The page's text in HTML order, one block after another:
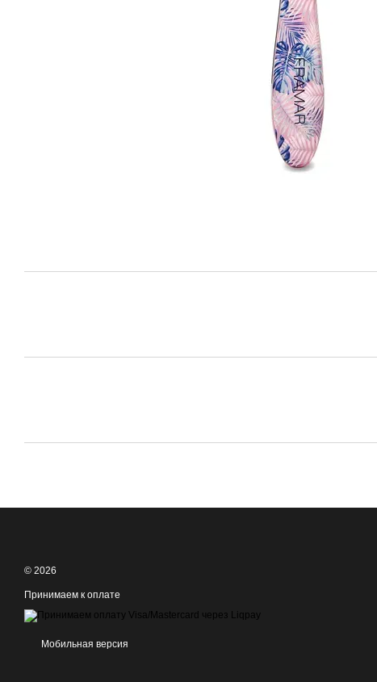
© 2026
Принимаем к оплате
Мобильная версия